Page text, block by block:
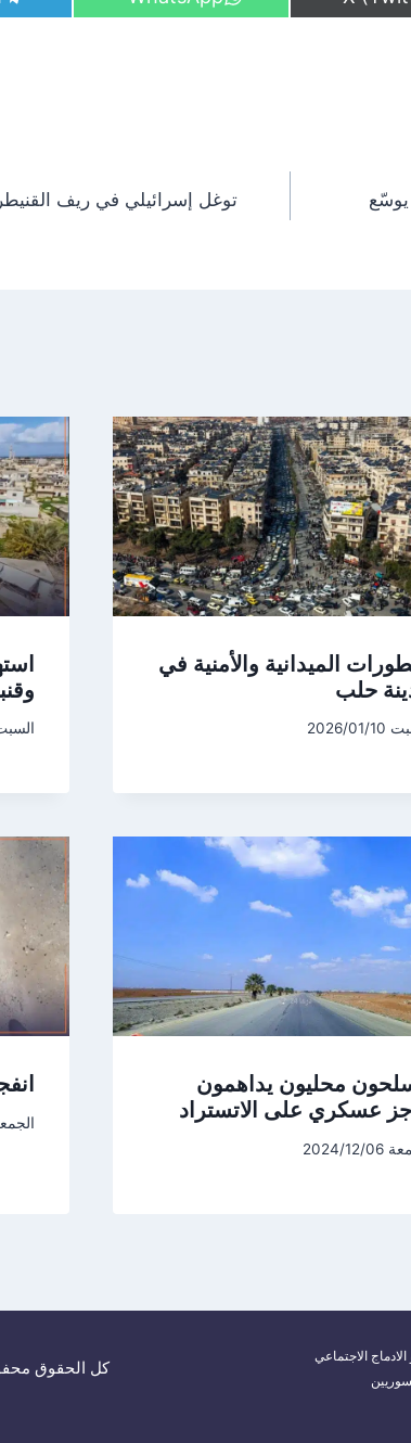
h
توغل إسرائيلي في ريف
الميدانية والأمنية في
حلب
01/10 السبت
محليون يداهمون
عسكري على الاتستراد
12/06
الجمعة
الاجتماعي
كل الحقوق محفوظة،